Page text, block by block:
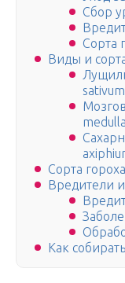
Сбор
Сорта
Виды и
Сорта
Вредители
Как